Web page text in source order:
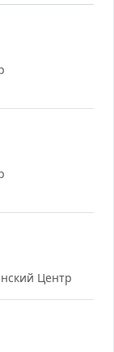
Центр